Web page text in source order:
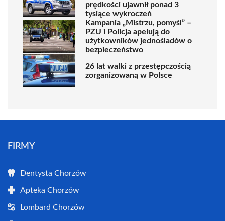
prędkości ujawnił ponad 3
tysiące wykroczeń
Kampania „Mistrzu, pomyśl” –
PZU i Policja apelują do
użytkowników jednośladów o
bezpieczeństwo
26 lat walki z przestępczością
zorganizowaną w Polsce
FIRMY
Dentysta Chorzów
Apteka Chorzów
Lombard Chorzów